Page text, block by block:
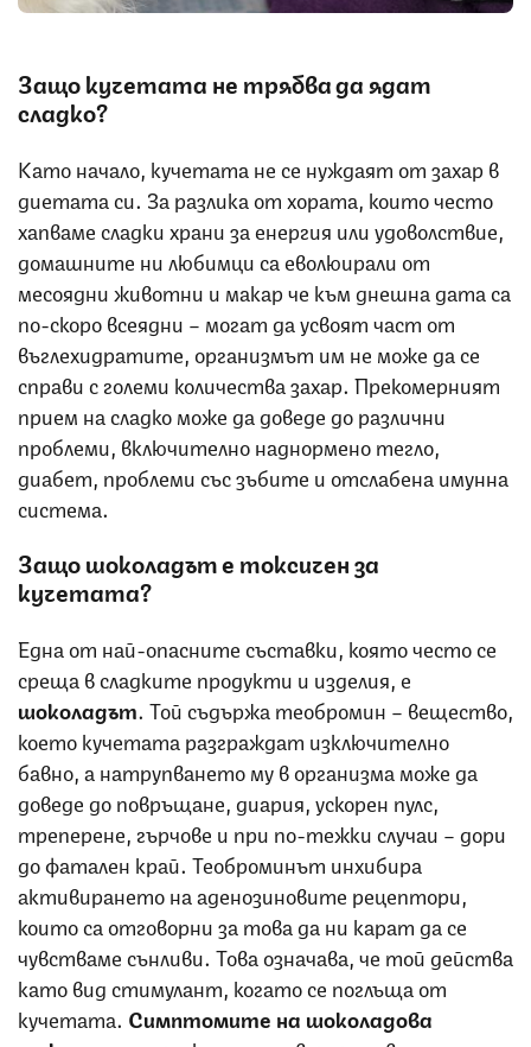
Защо кучетата не трябва да ядат
сладко?
Като начало, кучетата не се нуждаят от захар в
диетата си. За разлика от хората, които често
хапваме сладки храни за енергия или удоволствие,
домашните ни любимци са еволюирали от
месоядни животни и макар че към днешна дата са
по-скоро всеядни – могат да усвоят част от
въглехидратите, организмът им не може да се
справи с големи количества захар. Прекомерният
прием на сладко може да доведе до различни
проблеми, включително наднормено тегло,
диабет, проблеми със зъбите и отслабена имунна
система.
Защо шоколадът е токсичен за
кучетата?
Една от най-опасните съставки, която често се
среща в сладките продукти и изделия, е
шоколадът. Той съдържа теобромин – вещество,
което кучетата разграждат изключително
бавно, а натрупването му в организма може да
доведе до повръщане, диария, ускорен пулс,
треперене, гърчове и при по-тежки случаи – дори
до фатален край. Теоброминът инхибира
активирането на аденозиновите рецептори,
които са отговорни за това да ни карат да се
чувстваме сънливи. Това означава, че той действа
като вид стимулант, когато се поглъща от
кучетата. Симптомите на шоколадова